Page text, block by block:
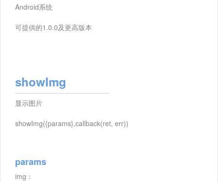
Android系统
可提供的1.0.0及更高版本
showImg
显示图片
showImg({params},callback(ret, err))
params
img：